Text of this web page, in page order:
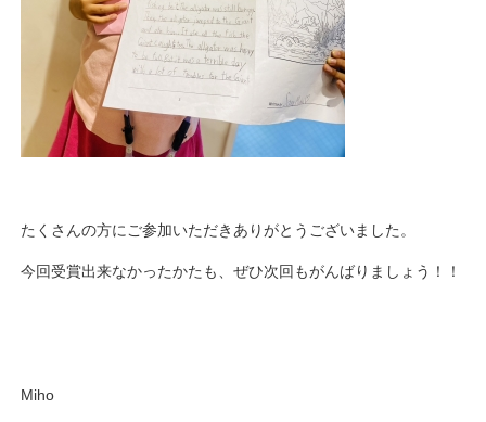
たくさんの方にご参加いただきありがとうございました。
今回受賞出来なかったかたも、ぜひ次回もがんばりましょう！！
Miho